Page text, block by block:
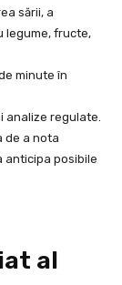
sării, a
legume, fructe,
minute în
analize regulate.
de a nota
anticipa posibile
al